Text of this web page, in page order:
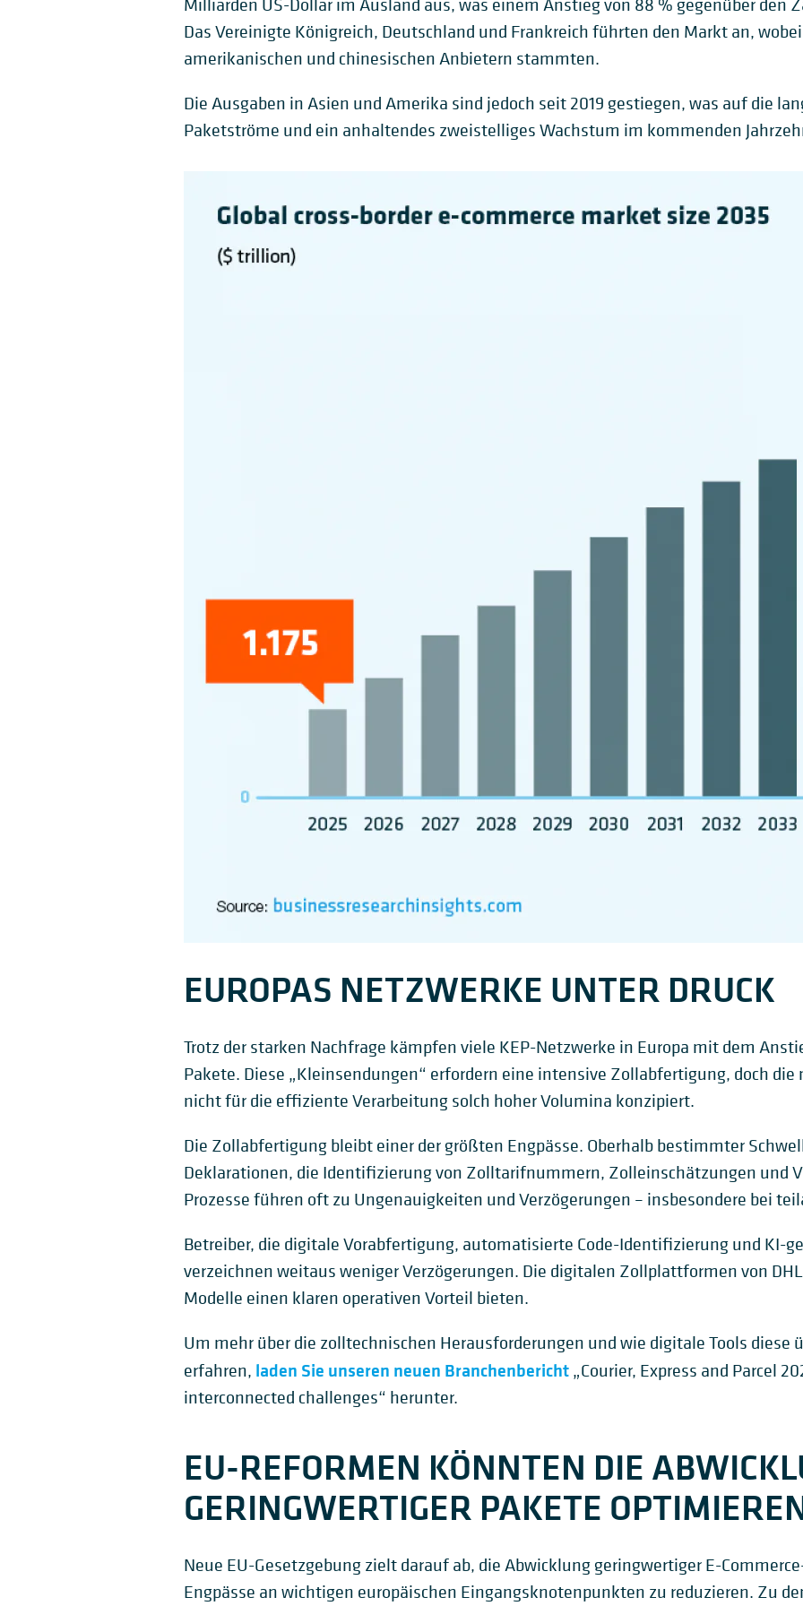
Milliarden US-Dollar im Ausland aus, was einem Anstieg von 88 % gegenüber den
Das Vereinigte Königreich, Deutschland und Frankreich führten den Markt an,
amerikanischen und chinesischen Anbietern stammten.
Die Ausgaben in Asien und Amerika sind jedoch seit 2019 gestiegen, was auf die
Paketströme und ein anhaltendes zweistelliges Wachstum im kommenden
EUROPAS NETZWERKE UNTER DRUCK
Trotz der starken Nachfrage kämpfen viele KEP-Netzwerke in Europa mit dem
Pakete. Diese „Kleinsendungen“ erfordern eine intensive Zollabfertigung, doch
nicht für die effiziente Verarbeitung solch hoher Volumina konzipiert.
Die Zollabfertigung bleibt einer der größten Engpässe. Oberhalb bestimmter
Deklarationen, die Identifizierung von Zolltarifnummern, Zolleinschätzungen und
Prozesse führen oft zu Ungenauigkeiten und Verzögerungen – insbesondere bei
Betreiber, die digitale Vorabfertigung, automatisierte Code-Identifizierung und KI-
verzeichnen weitaus weniger Verzögerungen. Die digitalen Zollplattformen von
Modelle einen klaren operativen Vorteil bieten.
Um mehr über die zolltechnischen Herausforderungen und wie digitale Tools diese
erfahren, laden Sie unseren neuen Branchenbericht„Courier, Express and Parcel
interconnected challenges“ herunter.
EU-REFORMEN KÖNNTEN DIE
GERINGWERTIGER PAKETE
Neue EU-Gesetzgebung zielt darauf ab, die Abwicklung geringwertiger E-
Engpässe an wichtigen europäischen Eingangsknotenpunkten zu reduzieren. Zu